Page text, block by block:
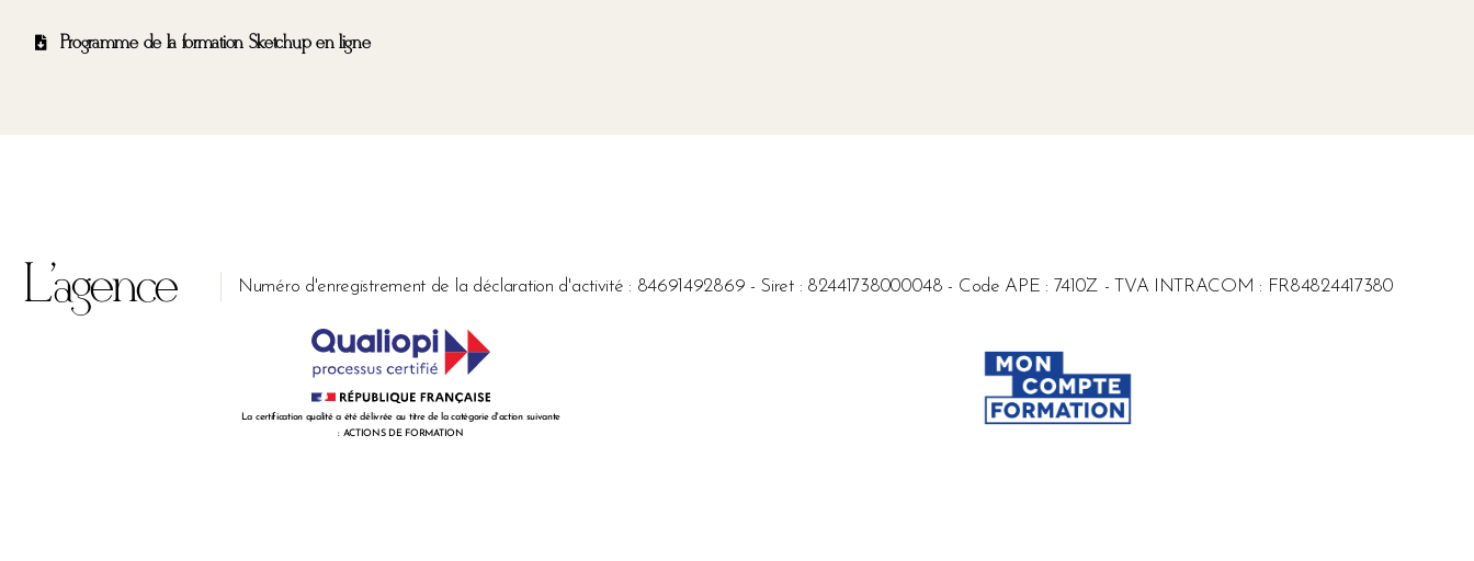
Programme de la formation Sketchup en ligne
L'agence Numéro d'enregistrement de la déclaration d'activité : 84691492869 - Siret : 82441738000048 - Code APE : 7410Z - TVA INTRACOM : FR84824417380
La certification qualité a été délivrée au titre de la catégorie d'action suivante
: ACTIONS DE FORMATION